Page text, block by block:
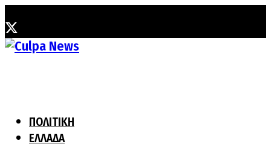
ΠΟΛΙΤΙΚΗ
ΕΛΛΑΔΑ